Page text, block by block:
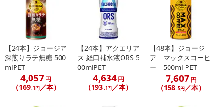
【24本】ジョージア
深煎りラテ無糖 500
mlPET
4,057円
（169.1円／本）
【24本】アクエリア
ス 経口補水液ORS 5
00mlPET
4,634円
（193.1円／本）
【48本】ジョージ
ア マックスコーヒ
ー 500ml PET
7,607円
（158.5円／本）